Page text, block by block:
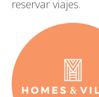
reservar viajes.